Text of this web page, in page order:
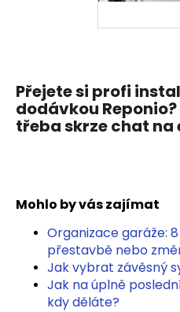
Přejete si profi
dodávkou
třeba skrze chat na
Mohlo by vás zajímat
Organizace garáže:
přestavbě nebo
Jak vybrat závěsný
Jak na úplně
kdy děláte?